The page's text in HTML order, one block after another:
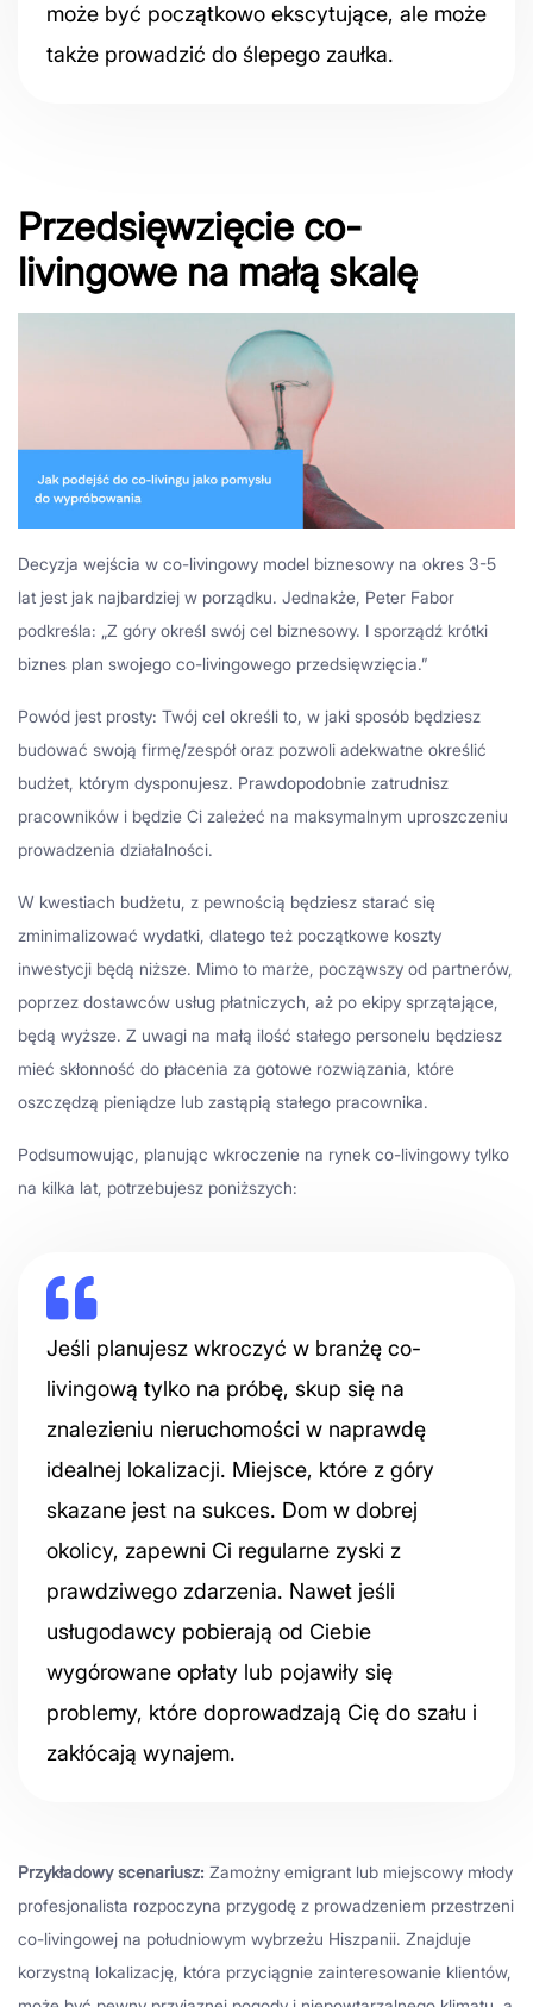
może być początkowo ekscytujące, ale może
także prowadzić do ślepego zaułka.
Przedsięwzięcie co-
livingowe na małą skalę
Decyzja wejścia w co-livingowy model biznesowy na okres 3-5
lat jest jak najbardziej w porządku. Jednakże, Peter Fabor
podkreśla: „Z góry określ swój cel biznesowy. I sporządź krótki
biznes plan swojego co-livingowego przedsięwzięcia.”
Powód jest prosty: Twój cel określi to, w jaki sposób będziesz
budować swoją firmę/zespół oraz pozwoli adekwatne określić
budżet, którym dysponujesz. Prawdopodobnie zatrudnisz
pracowników i będzie Ci zależeć na maksymalnym uproszczeniu
prowadzenia działalności.
W kwestiach budżetu, z pewnością będziesz starać się
zminimalizować wydatki, dlatego też początkowe koszty
inwestycji będą niższe. Mimo to marże, począwszy od partnerów,
poprzez dostawców usług płatniczych, aż po ekipy sprzątające,
będą wyższe. Z uwagi na małą ilość stałego personelu będziesz
mieć skłonność do płacenia za gotowe rozwiązania, które
oszczędzą pieniądze lub zastąpią stałego pracownika.
Podsumowując, planując wkroczenie na rynek co-livingowy tylko
na kilka lat, potrzebujesz poniższych:
Jeśli planujesz wkroczyć w branżę co-
livingową tylko na próbę, skup się na
znalezieniu nieruchomości w naprawdę
idealnej lokalizacji. Miejsce, które z góry
skazane jest na sukces. Dom w dobrej
okolicy, zapewni Ci regularne zyski z
prawdziwego zdarzenia. Nawet jeśli
usługodawcy pobierają od Ciebie
wygórowane opłaty lub pojawiły się
problemy, które doprowadzają Cię do szału i
zakłócają wynajem.
Przykładowy scenariusz: Zamożny emigrant lub miejscowy młody
profesjonalista rozpoczyna przygodę z prowadzeniem przestrzeni
co-livingowej na południowym wybrzeżu Hiszpanii. Znajduje
korzystną lokalizację, która przyciągnie zainteresowanie klientów,